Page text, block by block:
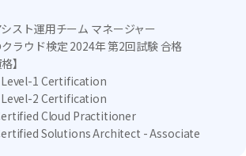
スト運用チーム マネージャー
ラウド検定 2024年 第2回試験 合格
】
Level-1 Certification
Level-2 Certification
Cloud Practitioner
Solutions Architect - Associate